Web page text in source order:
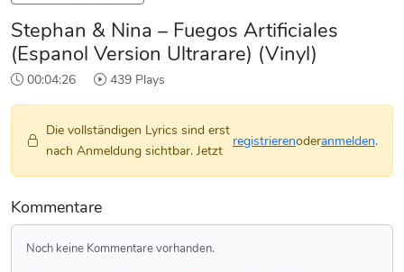
Stephan & Nina – Fuegos Artificiales
(Espanol Version Ultrarare) (Vinyl)
00:04:26 439 Plays
Die vollständigen Lyrics sind erst
nach Anmeldung sichtbar. Jetzt
registrierenoderanmelden.
Kommentare
Noch keine Kommentare vorhanden.